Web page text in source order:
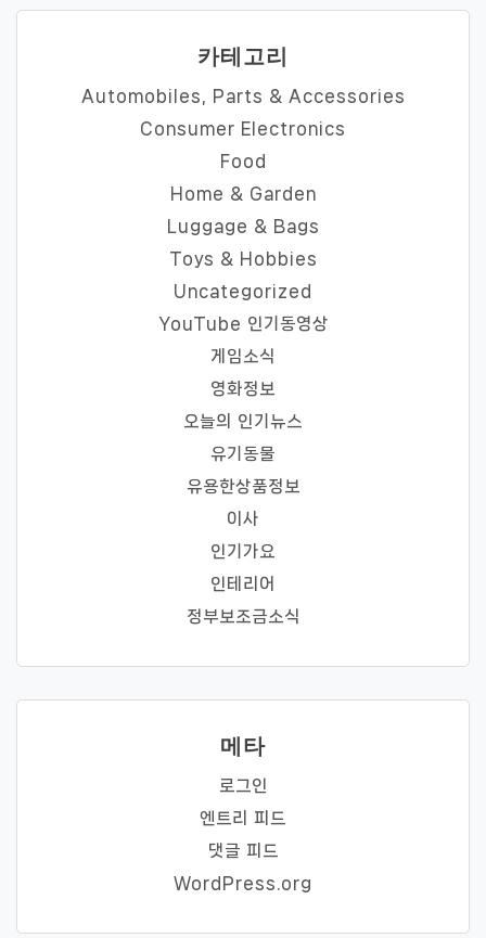
카테고리
Automobiles, Parts & Accessories
Consumer Electronics
Food
Home & Garden
Luggage & Bags
Toys & Hobbies
Uncategorized
YouTube 인기동영상
게임소식
영화정보
오늘의 인기뉴스
유기동물
유용한상품정보
이사
인기가요
인테리어
정부보조금소식
메타
로그인
엔트리 피드
댓글 피드
WordPress.org